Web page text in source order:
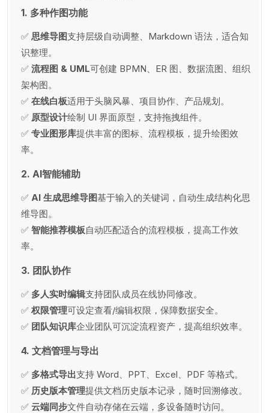
1. 多种作图功能
✅ 思维导图支持层级自动调整、Markdown 语法，适合知
识整理。
✅ 流程图 & UML可创建 BPMN、ER 图、数据流图、组织
架构图。
✅ 在线白板适用于头脑风暴、项目协作、产品规划。
✅ 原型设计绘制 UI 界面原型，支持拖拽组件。
✅ 专业图形库提供丰富的图标、流程模板，提升绘图效
率。
2. AI智能辅助
✅ AI 生成思维导图基于输入的关键词，自动生成结构化思
维导图。
✅ 智能推荐模板自动匹配适合的流程模板，提高工作效
率。
3. 团队协作
✅ 多人实时编辑支持团队成员在线协同修改。
✅ 权限管理可设定查看/编辑权限，保障数据安全。
✅ 团队知识库企业团队可沉淀流程资产，提高组织效率。
4. 文档管理与导出
✅ 多格式导出支持 Word、PPT、Excel、PDF 等格式。
✅ 历史版本管理提供文档历史版本记录，随时回溯修改。
✅ 云端同步文件自动存储在云端，多设备随时访问。